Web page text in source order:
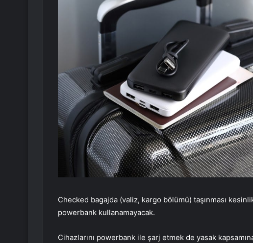
Checked bagajda (valiz, kargo bölümü) taşınması
powerbank kullanamayacak.
Cihazlarını powerbank ile şarj etmek de yasak